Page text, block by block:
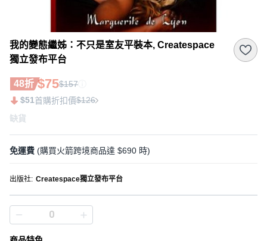
我的變態繼姊：不只是室友平裝本, Createspace
獨立發布平台
48折 $75$157
$51首購折扣價$126
缺貨
免運費 (購買火箭跨境商品達 $690 時)
出版社: Createspace獨立發布平台